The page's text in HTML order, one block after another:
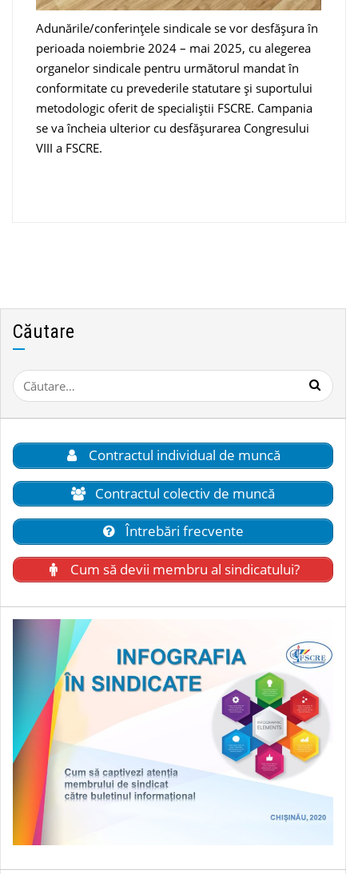
Adunările/conferințele sindicale se vor desfășura în
perioada noiembrie 2024 – mai 2025, cu alegerea
organelor sindicale pentru următorul mandat în
conformitate cu prevederile statutare și suportului
metodologic oferit de specialiștii FSCRE. Campania
se va încheia ulterior cu desfășurarea Congresului
VIII a FSCRE.
Căutare
Caută
după:
Contractul individual de muncă
Contractul colectiv de muncă
Întrebări frecvente
Cum să devii membru al sindicatului?